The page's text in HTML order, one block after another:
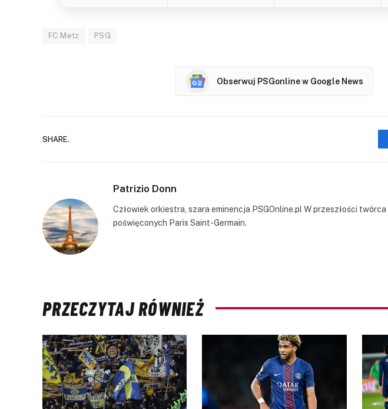
FC Metz PSG
Obserwuj PSGonline w Google News
SHARE.
Patrizio Donn
Człowiek orkiestra, szara eminencja PSGOnline.pl W przeszłości
poświęconych Paris Saint-Germain.
PRZECZYTAJ RÓWNIEŻ